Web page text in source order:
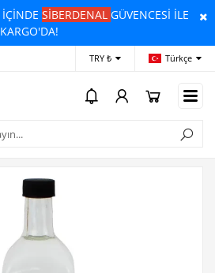
İÇİNDESİBERDENALGÜVENCESİ İLE
KARGO'DA!
Ödeme Bildirimi
TRY ₺ Türkçe